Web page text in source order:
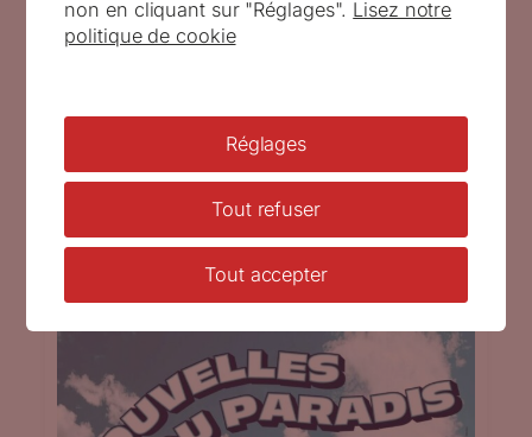
Publié le26 octobre 2023par
organisé par la CNEP se tiendra du mercredi 8
au vendredi 10 novembre 2023 à Paris XVIIème,
porte de Champerret. Un stand de l’association
de L’ATG avec de nombreux artistes sera présent
durant ces 3 jours (Timbre à date du Salon
philatélique d’automne, 2023 – © La Poste).
non en cliquant sur "Réglages". Lisez notre
politique de cookie
Réglages
Tout refuser
Tout accepter